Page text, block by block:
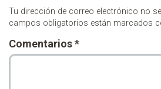
Tu dirección de correo electrónico no
campos obligatorios están marcados
Comentarios*